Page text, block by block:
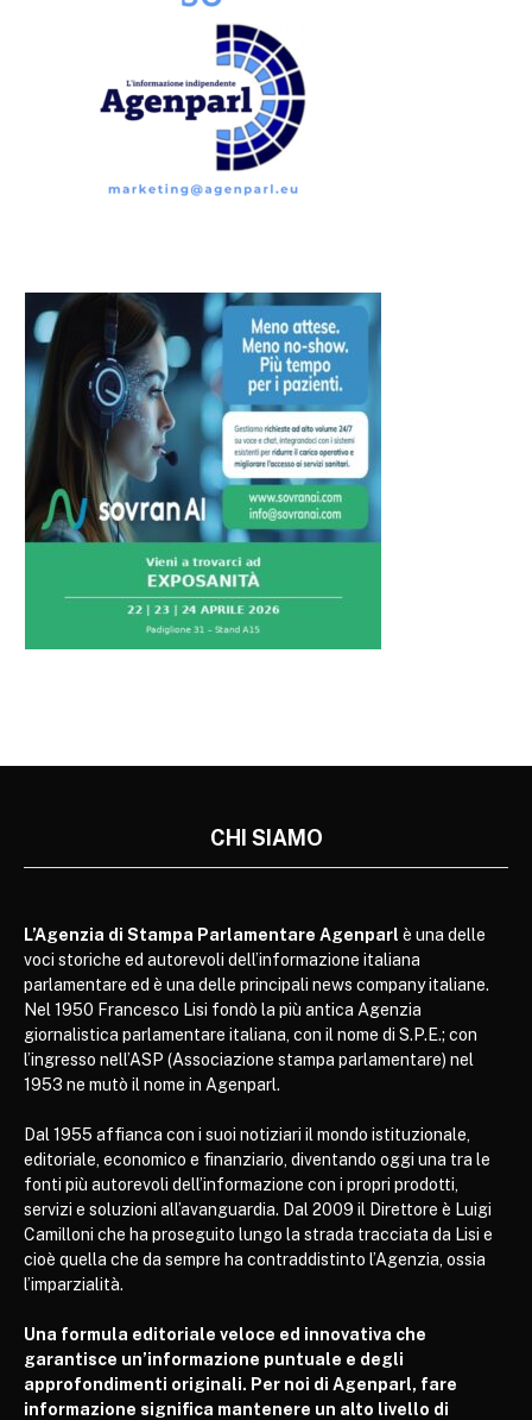
CHI SIAMO
L’Agenzia di Stampa Parlamentare Agenparl è una delle
voci storiche ed autorevoli dell’informazione italiana
parlamentare ed è una delle principali news company italiane.
Nel 1950 Francesco Lisi fondò la più antica Agenzia
giornalistica parlamentare italiana, con il nome di S.P.E.; con
l’ingresso nell’ASP (Associazione stampa parlamentare) nel
1953 ne mutò il nome in Agenparl.
Dal 1955 affianca con i suoi notiziari il mondo istituzionale,
editoriale, economico e finanziario, diventando oggi una tra le
fonti più autorevoli dell’informazione con i propri prodotti,
servizi e soluzioni all’avanguardia. Dal 2009 il Direttore è Luigi
Camilloni che ha proseguito lungo la strada tracciata da Lisi e
cioè quella che da sempre ha contraddistinto l’Agenzia, ossia
l’imparzialità.
Una formula editoriale veloce ed innovativa che
garantisce un’informazione puntuale e degli
approfondimenti originali. Per noi di Agenparl, fare
informazione significa mantenere un alto livello di